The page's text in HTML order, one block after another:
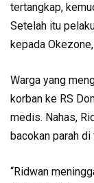
tertangkap,
Setelah itu
kepada
Warga yang
korban ke RS
medis. Nahas,
bacokan parah di
“Ridwan